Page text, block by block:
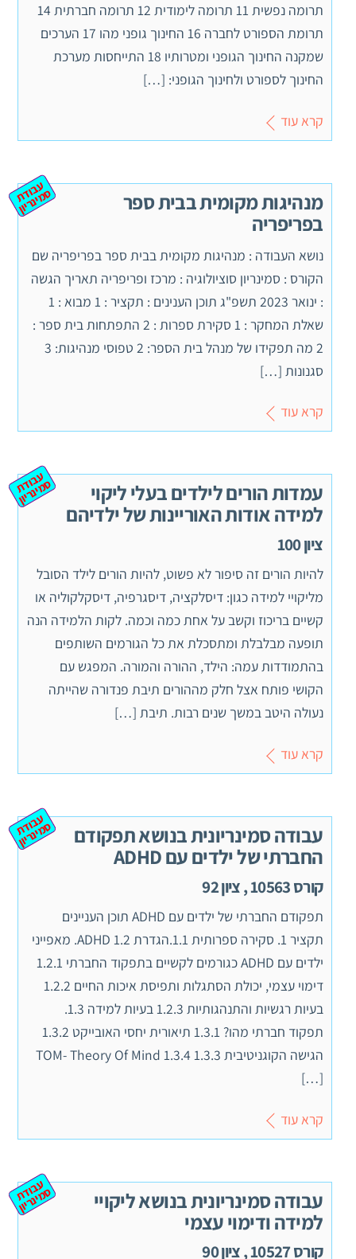
תרומה נפשית 11 תרומה לימודית 12 תרומה חברתית 14
תרומת הספורט לחברה 16 החינוך גופני מהו 17 הערכים
שמקנה החינוך הגופני ומטרותיו 18 התייחסות מערכת
החינוך לספורט ולחינוך הגופני: […]
קרא עוד
מנהיגות מקומית בבית ספר
בפריפריה
ע
ב
וד
ת
ס
מ
ינ
ר
יון
נושא העבודה : מנהיגות מקומית בבית ספר בפריפריה שם
הקורס : סמינריון סוציולוגיה : מרכז ופריפריה תאריך הגשה
: ינואר 2023 תשפ"ג תוכן הענינים : תקציר : 1 מבוא : 1
שאלת המחקר : 1 סקירת ספרות : 2 התפתחות בית ספר :
2 מה תפקידו של מנהל בית הספר: 2 טפוסי מנהיגות: 3
סגנונות […]
קרא עוד
עמדות הורים לילדים בעלי ליקוי
למידה אודות האוריינות של ילדיהם
ציון 100
ע
ב
וד
ת
ס
מ
ינ
ר
יון
להיות הורים זה סיפור לא פשוט, להיות הורים לילד הסובל
מליקויי למידה כגון: דיסלקציה, דיסגרפיה, דיסקלקוליה או
קשיים בריכוז וקשב על אחת כמה וכמה. לקות הלמידה הנה
תופעה מבלבלת ומתסכלת את כל הגורמים השותפים
בהתמודדות עמה: הילד, ההורה והמורה. המפגש עם
הקושי פותח אצל חלק מההורים תיבת פנדורה שהייתה
נעולה היטב במשך שנים רבות. תיבת […]
קרא עוד
עבודה סמינריונית בנושא תפקודם
החברתי של ילדים עם ADHD
קורס 10563 , ציון 92
ע
ב
וד
ת
ס
מ
ינ
ר
יון
תפקודם החברתי של ילדים עם ADHD תוכן העניינים
תקציר 1. סקירה ספרותית 1.1.הגדרת ADHD 1.2. מאפייני
ילדים עם ADHD כגורמים לקשיים בתפקוד החברתי 1.2.1
דימוי עצמי, יכולת הסתגלות ותפיסת איכות החיים 1.2.2
בעיות רגשיות והתנהגותיות 1.2.3 בעיות למידה 1.3.
תפקוד חברתי מהו? 1.3.1 תיאורית יחסי האובייקט 1.3.2
הגישה הקוגניטיבית 1.3.3 TOM- Theory Of Mind 1.3.4
[…]
קרא עוד
עבודה סמינריונית בנושא ליקויי
למידה ודימוי עצמי
קורס 10527 , ציון 90
ע
ב
וד
ת
ס
מ
ינ
ר
יון